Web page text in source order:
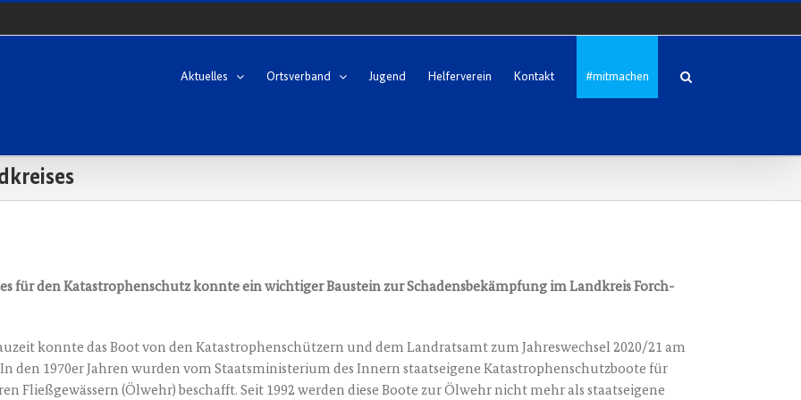
Aktuelles Ortsverband Jugend Helferverein Kontakt #mitmachen
für den Kata­stro­phen­schutz konn­te ein wich­ti­ger Bau­stein zur Scha­dens­be­kämp­fung im Land­kreis Forch­
konn­te das Boot von den Kata­stro­phen­schüt­zern und dem Land­rats­amt zum Jah­res­wech­sel 2020/21 am
den 1970er Jah­ren wur­den vom Staats­mi­nis­te­ri­um des Innern staats­ei­ge­ne Kata­stro­phen­schutz­boo­te für
Fließ­ge­wäs­sern (Ölwehr) beschafft. Seit 1992 wer­den die­se Boo­te zur Ölwehr nicht mehr als staats­ei­ge­ne